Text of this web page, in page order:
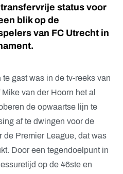
status voor
blik op de
van FC Utrecht in
gast was in de tv-reeks van
van der Hoorn het al
de opwaartse lijn te
af te dwingen voor de
de Premier League, dat was
Door een tegendoelpunt in
op de 46ste en